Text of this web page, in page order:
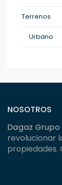
Terrenos
Urbano
NOSOTROS
Dagaz
revolucionar
propiedades.